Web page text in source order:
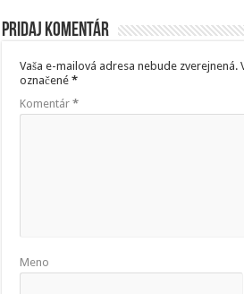
Pridaj komentár
Vaša e-mailová adresa nebude zverejnená.
označené*
Komentár*
Meno